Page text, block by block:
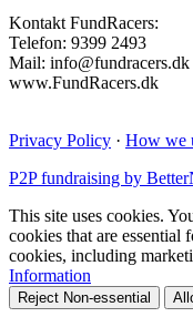
Kontakt FundRacers:
Telefon: 9399 2493
Mail: info@fundracers.dk
www.FundRacers.dk
Privacy Policy · How we
P2P fundraising by
This site uses cookies.
cookies that are essential
cookies, including
Information
Reject Non-essential